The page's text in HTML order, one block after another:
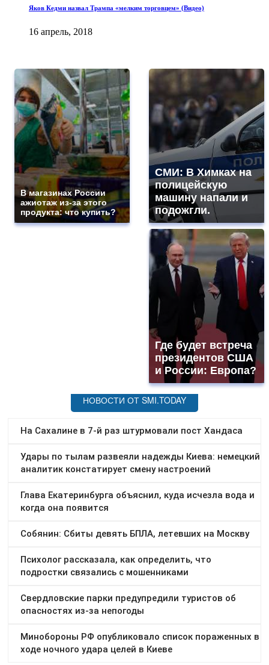
Яков Кедми назвал Трампа «мелким торговцем» (Видео)
16 апрель, 2018
В магазинах России
ажиотаж из-за этого
продукта: что купить?
СМИ: В Химках на
полицейскую
машину напали и
подожгли.
Где будет встреча
президентов США
и России: Европа?